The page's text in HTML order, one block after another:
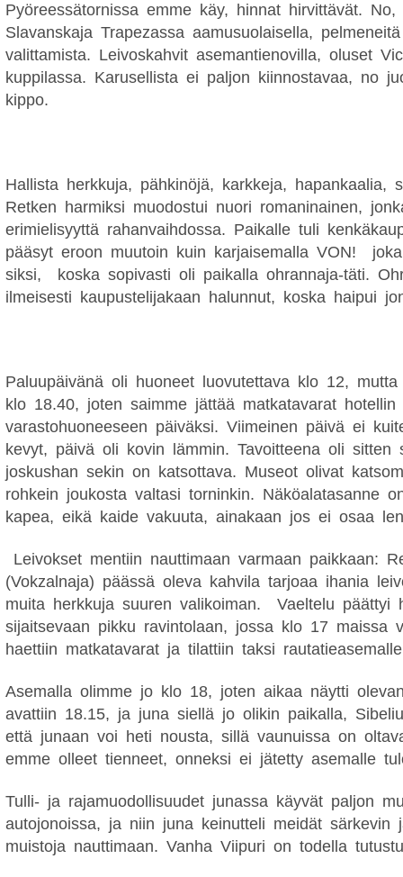
Pyöreessätornissa emme käy, hinnat hirvittävät.
Slavanskaja Trapezassa aamusuolaisella,
valittamista. Leivoskahvit asemantienovilla, oluset
kuppilassa. Karusellista ei paljon kiinnostavaa, no
kippo.
Hallista herkkuja, pähkinöjä, karkkeja, hapankaalia,
Retken harmiksi muodostui nuori romaninainen,
erimielisyyttä rahanvaihdossa. Paikalle tuli
pääsyt eroon muutoin kuin karjaisemalla VON!
siksi,
koska sopivasti oli paikalla ohrannaja-täti.
ilmeisesti kaupustelijakaan halunnut, koska haipui
Paluupäivänä oli huoneet luovutettava klo 12,
klo 18.40, joten saimme jättää matkatavarat hotellin
varastohuoneeseen päiväksi. Viimeinen päivä ei
kevyt, päivä oli kovin lämmin. Tavoitteena oli sitten
joskushan sekin on katsottava. Museot olivat
rohkein joukosta valtasi torninkin. Näköalatasanne
kapea, eikä kaide vakuuta, ainakaan jos ei osaa
Leivokset mentiin nauttimaan varmaan paikkaan:
(Vokzalnaja) päässä oleva kahvila tarjoaa ihania
muita herkkuja suuren valikoiman.
Vaeltelu päättyi
sijaitsevaan pikku ravintolaan, jossa klo 17 maissa
haettiin matkatavarat ja tilattiin taksi
Asemalla olimme jo klo 18, joten aikaa näytti
avattiin 18.15, ja juna siellä jo olikin paikalla,
että junaan voi heti nousta, sillä vaunuissa on
emme olleet tienneet, onneksi ei jätetty asemalle
Tulli- ja rajamuodollisuudet junassa käyvät paljon
autojonoissa, ja niin juna keinutteli meidät särkevin
muistoja nauttimaan. Vanha Viipuri on todella